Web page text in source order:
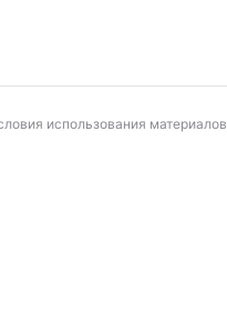
использования материалов